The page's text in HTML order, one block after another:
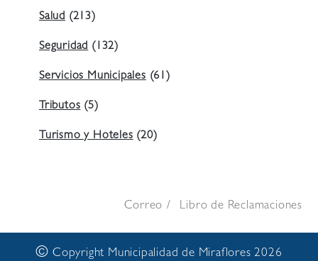
Salud (213)
Seguridad(132)
Servicios Municipales(61)
Tributos(5)
Turismo y Hoteles(20)
Correo Libro de Reclamaciones
© Copyright Municipalidad de Miraflores 2026